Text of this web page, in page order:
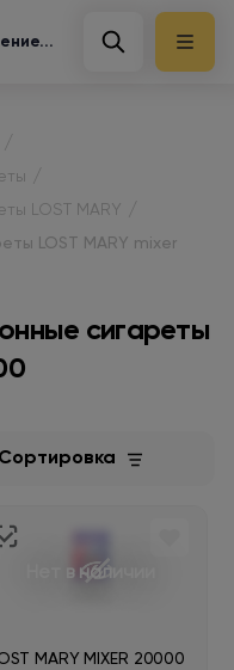
LOST MARY
LOST MARY mixer
сигареты
Сортировка
Нет в наличии
MARY MIXER 20000